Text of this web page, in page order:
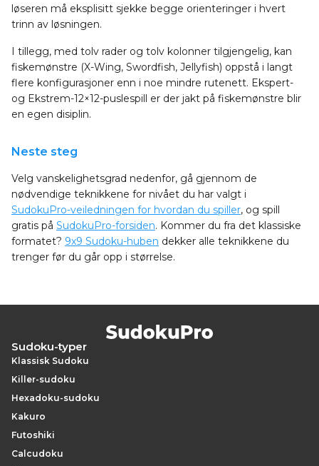
løseren må eksplisitt sjekke begge orienteringer i hvert
trinn av løsningen.
I tillegg, med tolv rader og tolv kolonner tilgjengelig, kan
fiskemønstre (X-Wing, Swordfish, Jellyfish) oppstå i langt
flere konfigurasjoner enn i noe mindre rutenett. Ekspert-
og Ekstrem-12×12-puslespill er der jakt på fiskemønstre blir
en egen disiplin.
Neste steg
Velg vanskelighetsgrad nedenfor, gå gjennom de
nødvendige teknikkene for nivået du har valgt i
SudokuPro-veiledningen for hvordan du spiller, og spill
gratis på SudokuPro-forsiden. Kommer du fra det klassiske
formatet? 9x9 Sudoku-huben dekker alle teknikkene du
trenger før du går opp i størrelse.
Sudoku-typer
Klassisk Sudoku
Killer-sudoku
Hexadoku-sudoku
Kakuro
Futoshiki
Calcudoku